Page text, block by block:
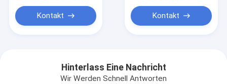
Kontakt Kontakt
Hinterlass Eine Nachricht
Wir Werden Schnell Antworten